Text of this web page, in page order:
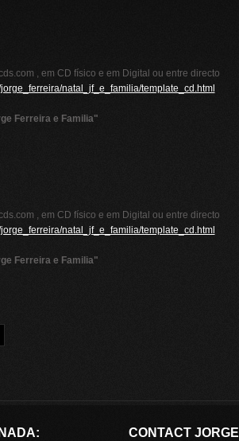
, em CD físico e em Digital ou entre directo
natal_jf_e_familia/template_cd.html
Ferreira e Familia"
, em CD físico e em Digital ou entre directo
natal_jf_e_familia/template_cd.html
Ferreira e Familia"
CONTACT JORGE